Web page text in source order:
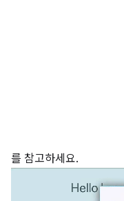
를 참고하세요.